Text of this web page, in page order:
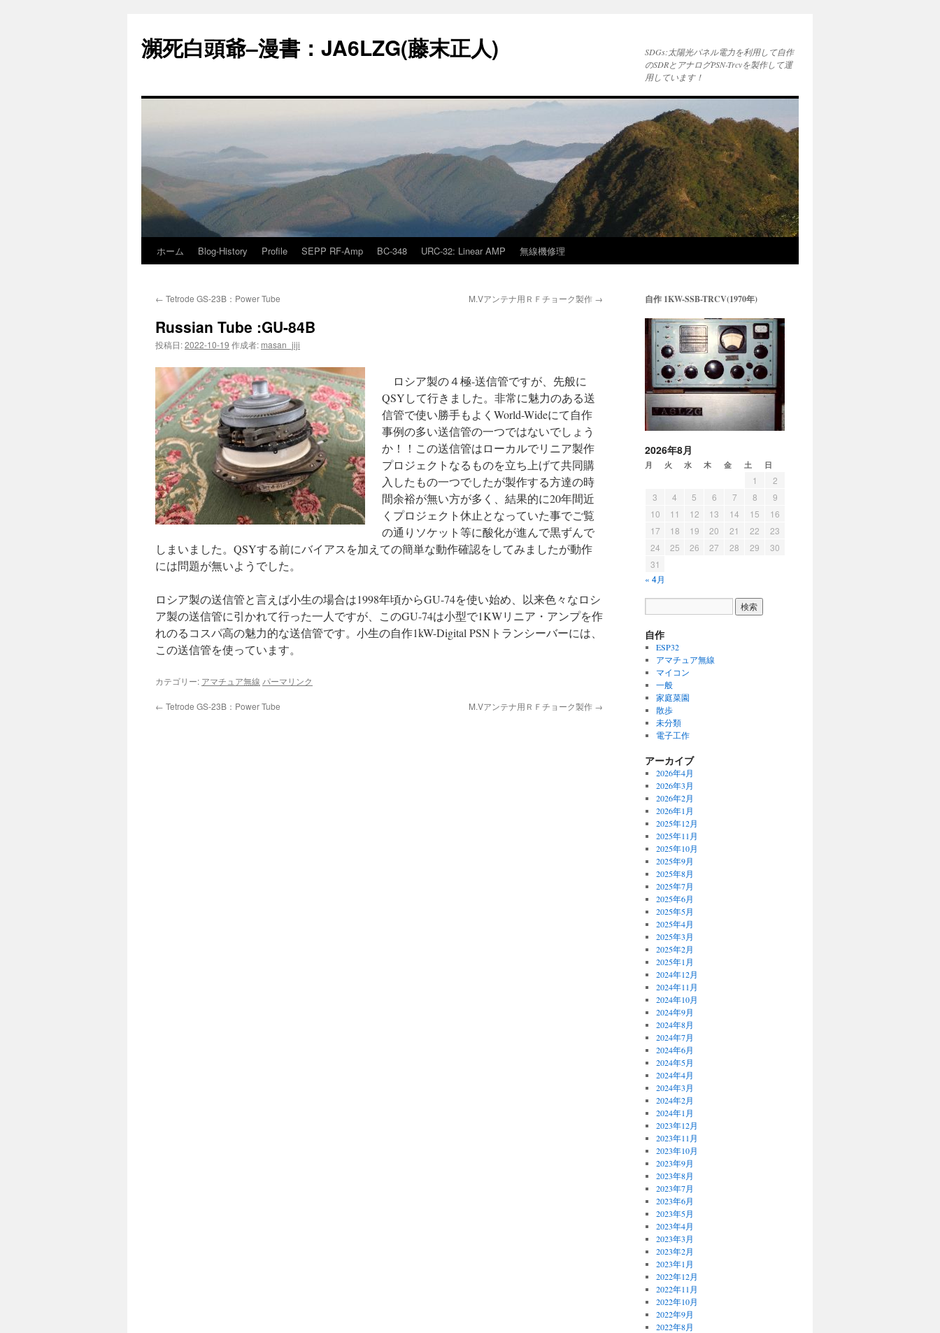
テ
ン
ス
瀕死白頭爺–漫書：JA6LZG(藤末正人)
SDGs:太陽光パネル電力を利用して自作
のSDRとアナログPSN-Trcvを製作して運
用しています！
ホーム Blog-History Profile SEPP RF-Amp BC-348 URC-32: Linear AMP 無線機修理
← Tetrode GS-23B：Power Tube M.Vアンテナ用ＲＦチョーク製作 →
Russian Tube :GU-84B
投稿日:2022-10-19 作成者: masan_jiji
ロシア製の４極-送信管ですが、先般に
QSYして行きました。非常に魅力のある送
信管で使い勝手もよくWorld-Wideにて自作
事例の多い送信管の一つではないでしょう
か！！この送信管はローカルでリニア製作
プロジェクトなるものを立ち上げて共同購
入したもの一つでしたが製作する方達の時
間余裕が無い方が多く、結果的に20年間近
くプロジェクト休止となっていた事でご覧
の通りソケット等に酸化が進んで黒ずんで
しまいました。QSYする前にバイアスを加えての簡単な動作確認をしてみましたが動作
には問題が無いようでした。
ロシア製の送信管と言えば小生の場合は1998年頃からGU-74を使い始め、以来色々なロシ
ア製の送信管に引かれて行った一人ですが、このGU-74は小型で1KWリニア・アンプを作
れのるコスパ高の魅力的な送信管です。小生の自作1kW-Digital PSNトランシーバーには、
この送信管を使っています。
カテゴリー: アマチュア無線 パーマリンク
← Tetrode GS-23B：Power Tube M.Vアンテナ用ＲＦチョーク製作 →
自作 1KW-SSB-TRCV(1970年)
2026年8月
月 火 水 木 金 土 日
1
2
3
4 5 6 7 8
9
10
11 12 13 14 15
16
17
18 19 20 21 22
23
24
25 26 27 28 29
30
31
« 4月
自作
ESP32
アマチュア無線
マイコン
一般
家庭菜園
散歩
未分類
電子工作
アーカイブ
2026年4月
2026年3月
2026年2月
2026年1月
2025年12月
2025年11月
2025年10月
2025年9月
2025年8月
2025年7月
2025年6月
2025年5月
2025年4月
2025年3月
2025年2月
2025年1月
2024年12月
2024年11月
2024年10月
2024年9月
2024年8月
2024年7月
2024年6月
2024年5月
2024年4月
2024年3月
2024年2月
2024年1月
2023年12月
2023年11月
2023年10月
2023年9月
2023年8月
2023年7月
2023年6月
2023年5月
2023年4月
2023年3月
2023年2月
2023年1月
2022年12月
2022年11月
2022年10月
2022年9月
2022年8月